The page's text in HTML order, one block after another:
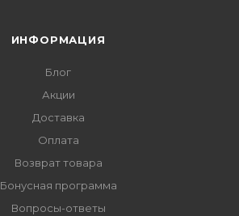
ИНФОРМАЦИЯ
Блог
Акции
Доставка
Оплата
Возврат товара
Бонусная программа
Вопросы-ответы